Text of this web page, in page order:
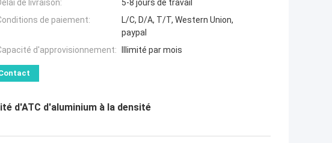
de livraison:
5-8 jours de travail
de paiement:
L/C, D/A, T/T, Western Union,
paypal
d'approvisionnement:
Illimité par mois
d'ATC d'aluminium à la densité